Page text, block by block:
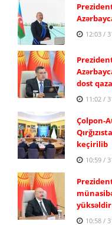
12:03 /
dost
11:02 /
Çolpon-
keçirilib
10:59 /
yüksəldir
10:58 /